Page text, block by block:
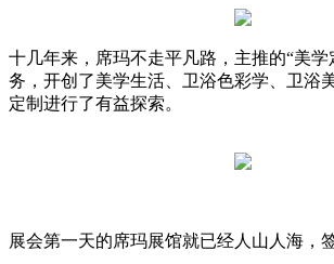
十几年来，席玛不走平凡路，主推的“美学
务，开创了美学生活、卫浴色彩学、卫浴
定制进行了有益探索。
展会第一天的席玛展馆就已经人山人海，